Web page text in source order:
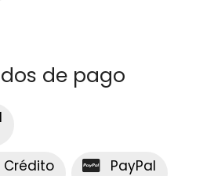
de pago
PayPal